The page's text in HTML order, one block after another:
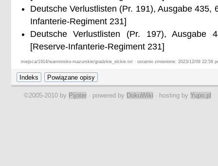
Deutsche Verlustlisten (Pr. 191), Ausgabe 435,
Infanterie-Regiment 231]
Deutsche Verlustlisten (Pr. 197),
[Reserve-Infanterie-Regiment 231]
miejsca/1914/warminsko-mazurskie/gradzkie_elckie.txt · ostatnio zmienione: 2023/12/09 22:58
©2005-2010 by Pijoter · powered by DokuWiki · hosting by Yupo.pl